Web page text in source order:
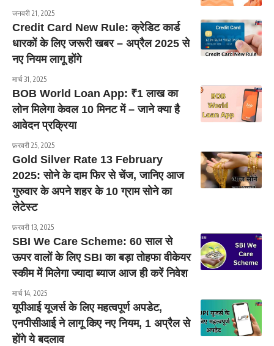
जनवरी 21, 2025
Credit Card New Rule: क्रेडिट कार्ड
धारकों के लिए जरूरी खबर – अप्रैल 2025 से
नए नियम लागू होंगे
मार्च 31, 2025
BOB World Loan App: ₹1 लाख का
लोन मिलेगा केवल 10 मिनट में – जाने क्या है
आवेदन प्रक्रिया
फ़रवरी 25, 2025
Gold Silver Rate 13 February
2025: सोने के दाम फिर से चेंज, जानिए आज
गुरुवार के अपने शहर के 10 ग्राम सोने का
लेटेस्ट
फ़रवरी 13, 2025
SBI We Care Scheme: 60 साल से
ऊपर वालों के लिए SBI का बड़ा तोहफा वीकेयर
स्कीम में मिलेगा ज्यादा ब्याज आज ही करें निवेश
मार्च 14, 2025
यूपीआई यूजर्स के लिए महत्वपूर्ण अपडेट,
एनपीसीआई ने लागू किए नए नियम, 1 अप्रैल से
होंगे ये बदलाव